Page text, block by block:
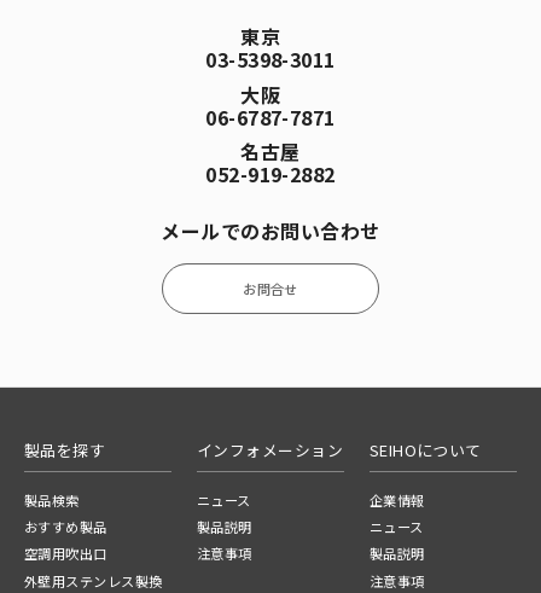
東京
03-5398-3011
大阪
06-6787-7871
名古屋
052-919-2882
メールでのお問い合わせ
お問合せ
製品を探す
製品検索
おすすめ製品
空調用吹出口
外壁用ステンレス製換
インフォメーション
ニュース
製品説明
注意事項
SEIHOについて
企業情報
ニュース
製品説明
注意事項